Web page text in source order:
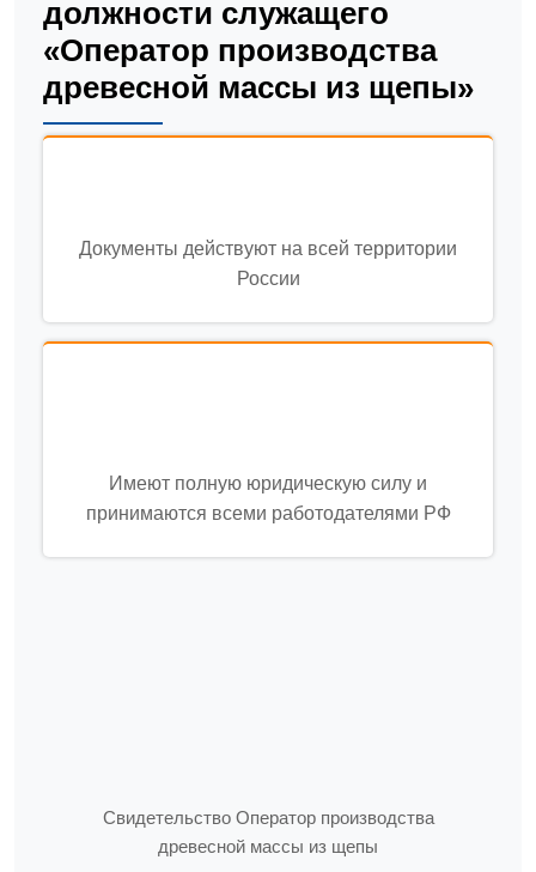
должности служащего
«Оператор производства
древесной массы из щепы»
Документы действуют на всей территории
России
Имеют полную юридическую силу и
принимаются всеми работодателями РФ
Свидетельство Оператор производства
древесной массы из щепы